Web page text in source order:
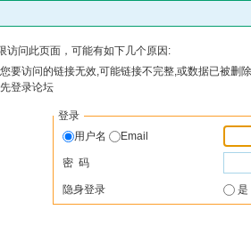
访问此页面，可能有如下几个原因:
要访问的链接无效,可能链接不完整,或数据已被删
登录论坛
登录
用户名
Email
密 码
隐身登录